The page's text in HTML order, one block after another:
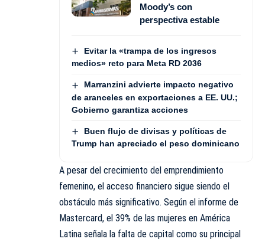
Moody’s con
perspectiva estable
Evitar la «trampa de los ingresos
medios» reto para Meta RD 2036
Marranzini advierte impacto negativo
de aranceles en exportaciones a EE. UU.;
Gobierno garantiza acciones
Buen flujo de divisas y políticas de
Trump han apreciado el peso dominicano
A pesar del crecimiento del emprendimiento
femenino, el acceso financiero sigue siendo el
obstáculo más significativo. Según el informe de
Mastercard, el 39% de las mujeres en América
Latina señala la falta de capital como su principal